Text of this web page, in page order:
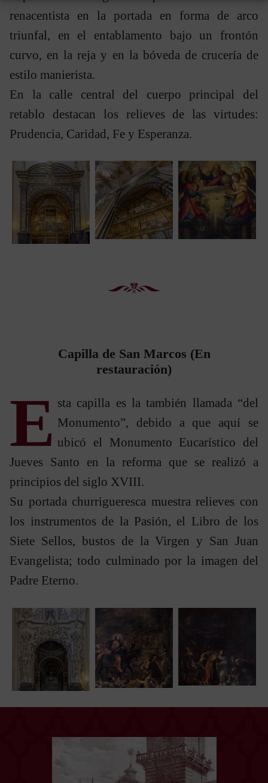
renacentista en la portada en forma de arco
triunfal, en el entablamento bajo un frontón
curvo, en la reja y en la bóveda de crucería de
estilo manierista.
En la calle central del cuerpo principal del
retablo destacan los relieves de las virtudes:
Prudencia, Caridad, Fe y Esperanza.
Capilla de San Marcos (En
restauración)
E sta capilla es la también llamada “del
Monumento”, debido a que aquí se
ubicó el Monumento Eucarístico del
Jueves Santo en la reforma que se realizó a
principios del siglo XVIII.
Su portada churrigueresca muestra relieves con
los instrumentos de la Pasión, el Libro de los
Siete Sellos, bustos de la Virgen y San Juan
Evangelista; todo culminado por la imagen del
Padre Eterno.